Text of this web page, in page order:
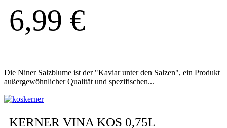
6,99 €
Die Niner Salzblume ist der "Kaviar unter den Salzen", ein Produkt
außergewöhnlicher Qualität und spezifischen...
KERNER VINA KOS 0,75L